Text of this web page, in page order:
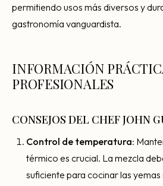
permitiendo usos más diversos y
gastronomía vanguardista.
INFORMACIÓN
PROFESIONALES
CONSEJOS DEL CHEF JOHN
Control de temperatura:
térmico es crucial. La mezcla
suficiente para cocinar las yemas